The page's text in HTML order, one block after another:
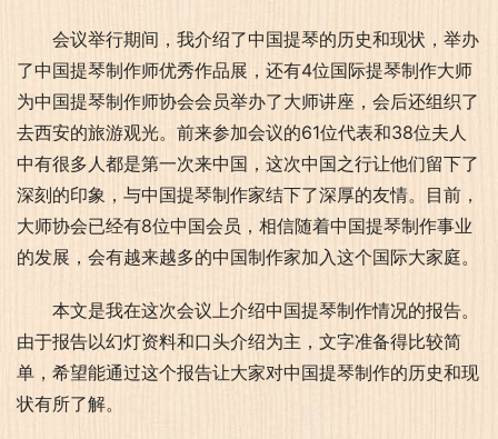
会议举行期间，我介绍了中国提琴的历史和现状，举办
了中国提琴制作师优秀作品展，还有4位国际提琴制作大师
为中国提琴制作师协会会员举办了大师讲座，会后还组织了
去西安的旅游观光。前来参加会议的61位代表和38位夫人
中有很多人都是第一次来中国，这次中国之行让他们留下了
深刻的印象，与中国提琴制作家结下了深厚的友情。目前，
大师协会已经有8位中国会员，相信随着中国提琴制作事业
的发展，会有越来越多的中国制作家加入这个国际大家庭。
本文是我在这次会议上介绍中国提琴制作情况的报告。
由于报告以幻灯资料和口头介绍为主，文字准备得比较简
单，希望能通过这个报告让大家对中国提琴制作的历史和现
状有所了解。